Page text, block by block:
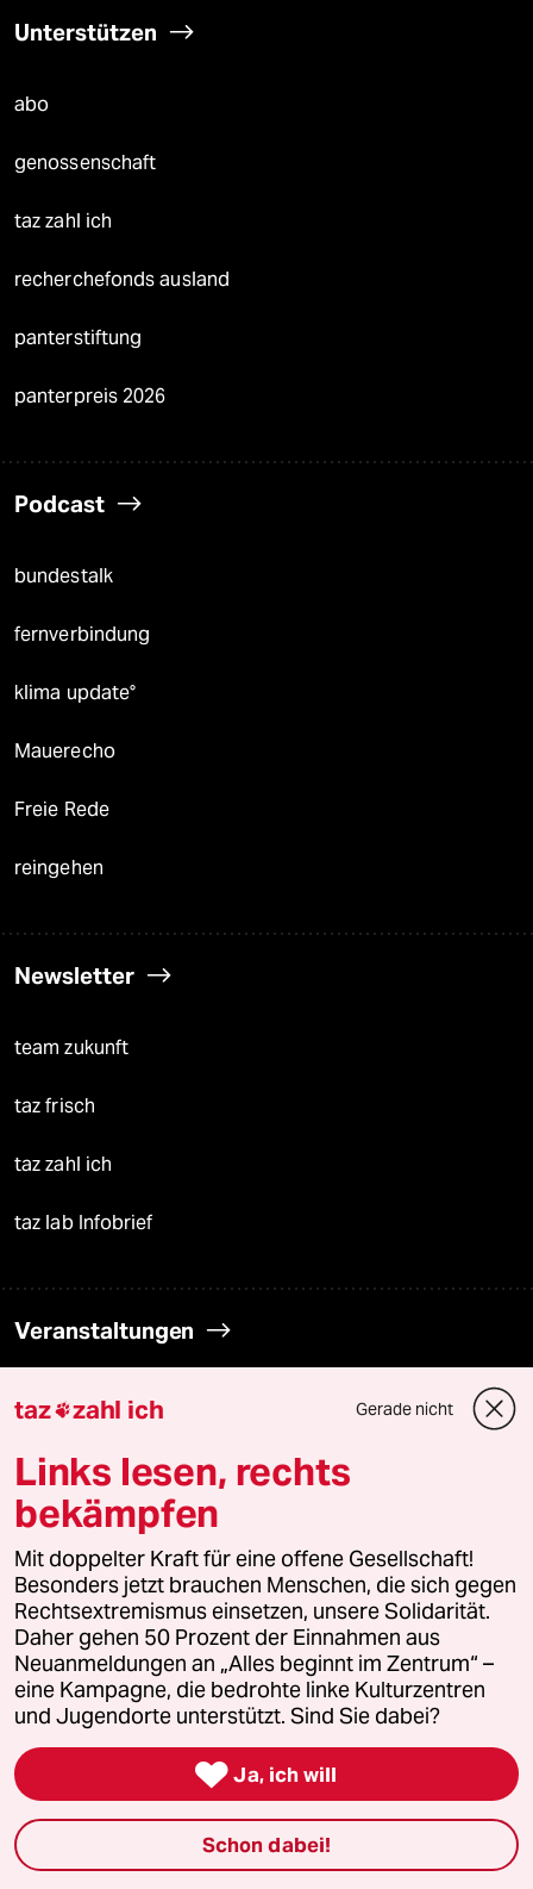
Unterstützen
abo
genossenschaft
taz zahl ich
recherchefonds ausland
panterstiftung
panterpreis 2026
Podcast
bundestalk
fernverbindung
klima update°
Mauerecho
Freie Rede
reingehen
Newsletter
team zukunft
taz frisch
taz zahl ich
taz lab Infobrief
Veranstaltungen
Demnächst
Vor Ort
Live im Stream
Vergangene
taz lab 2027
Mehr taz Lesestoff
taz Blogs
taz FUTURZWEI
taz zahl ich Gerade nicht
Links lesen, rechts
bekämpfen
Mit doppelter Kraft für eine offene Gesellschaft!
Besonders jetzt brauchen Menschen, die sich gegen
Rechtsextremismus einsetzen, unsere Solidarität.
Daher gehen 50 Prozent der Einnahmen aus
Neuanmeldungen an „Alles beginnt im Zentrum“ –
eine Kampagne, die bedrohte linke Kulturzentren
und Jugendorte unterstützt. Sind Sie dabei?
 Ja, ich will
Schon dabei!